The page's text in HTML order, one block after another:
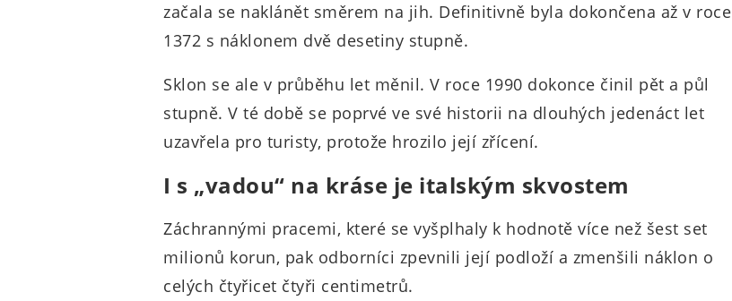
začala se naklánět směrem na jih. Definitivně byla dokončena až v roce
1372 s náklonem dvě desetiny stupně.
Sklon se ale v průběhu let měnil. V roce 1990 dokonce činil pět a půl
stupně. V té době se poprvé ve své historii na dlouhých jedenáct let
uzavřela pro turisty, protože hrozilo její zřícení.
I s „vadou“ na kráse je italským skvostem
Záchrannými pracemi, které se vyšplhaly k hodnotě více než šest set
milionů korun, pak odborníci zpevnili její podloží a zmenšili náklon o
celých čtyřicet čtyři centimetrů.